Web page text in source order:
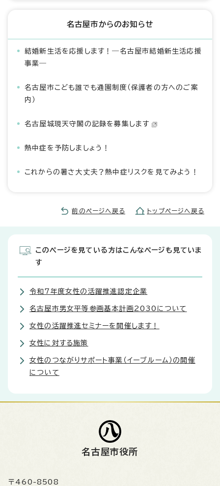
名古屋市からのお知らせ
結婚新生活を応援します！―名古屋市結婚新生活応援
事業―
名古屋市こども誰でも通園制度（保護者の方へのご案
内）
名古屋城現天守閣の記録を募集します
熱中症を予防しましょう！
これからの暑さ大丈夫？熱中症リスクを見てみよう！
前のページへ戻る トップページへ戻る
このページを見ている方はこんなページも見ていま
す
令和7年度女性の活躍推進認定企業
名古屋市男女平等参画基本計画2030について
女性の活躍推進セミナーを開催します！
女性に対する施策
女性のつながりサポート事業（イーブルーム）の開催
について
名古屋市役所
〒460-8508